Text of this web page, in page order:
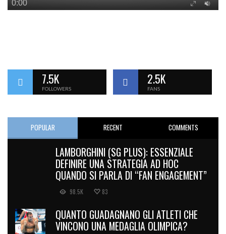
7.5K
FOLLOWERS
2.5K
FANS
POPULAR RECENT COMMENTS
LAMBORGHINI (SG PLUS): ESSENZIALE
DEFINIRE UNA STRATEGIA AD HOC
QUANDO SI PARLA DI “FAN ENGAGEMENT”
98.5K 83
QUANTO GUADAGNANO GLI ATLETI CHE
VINCONO UNA MEDAGLIA OLIMPICA?